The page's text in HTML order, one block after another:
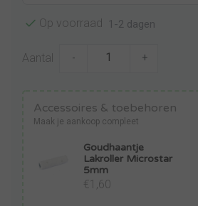
Op voorraad 1-2 dagen
Aantal - +
Accessoires & toebehoren
Maak je aankoop compleet
Goudhaantje
Lakroller Microstar
5mm
€1,60